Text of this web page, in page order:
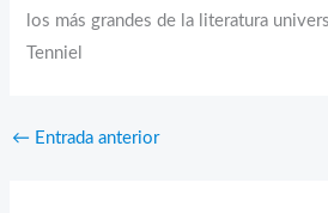
los más grandes de la literatura
Tenniel
← Entrada anterior